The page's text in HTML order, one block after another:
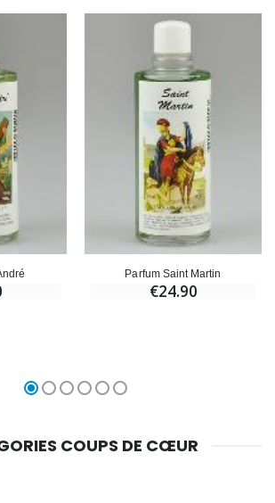
Parfum Saint Martin
€24.90
COUPS DE CŒUR